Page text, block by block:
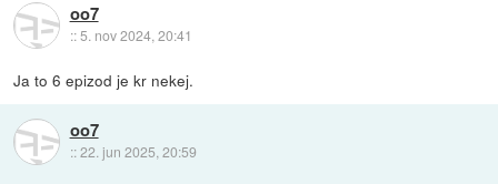
oo7
::5. nov 2024, 20:41
Ja to 6 epizod je kr nekej.
oo7
::22. jun 2025, 20:59